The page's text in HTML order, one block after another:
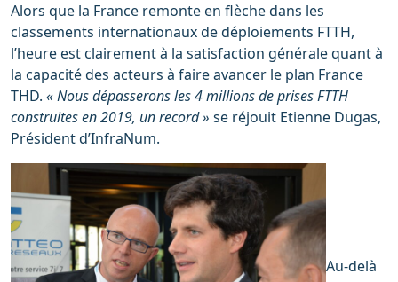
Alors que la France remonte en flèche dans les
classements internationaux de déploiements FTTH,
l’heure est clairement à la satisfaction générale quant à
la capacité des acteurs à faire avancer le plan France
THD. « Nous dépasserons les 4 millions de prises FTTH
construites en 2019, un record » se réjouit Etienne Dugas,
Président d’InfraNum.
Au-delà